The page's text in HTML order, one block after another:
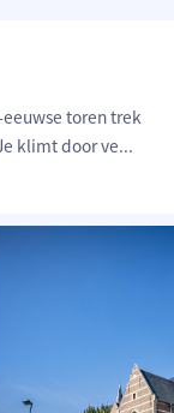
toren trek
klimt door ve...